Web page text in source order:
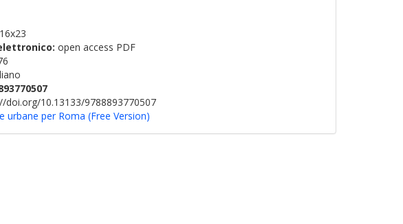
16x23
open access PDF
doi.org/10.13133/9788893770507
urbane per Roma (Free Version)